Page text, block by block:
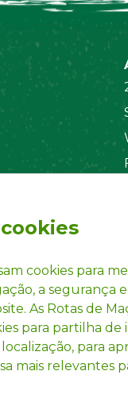
cookies para
a segurança
As Rotas de
para partilha de
para
mais relevantes